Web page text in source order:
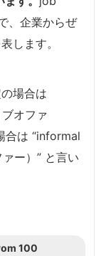
、企業からぜ
します。
場合は
オファ
合は “informal
ー）” と言い
100